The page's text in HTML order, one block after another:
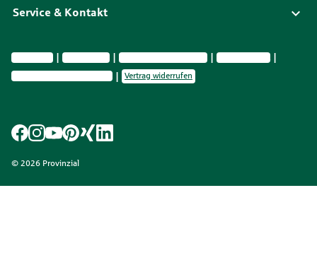
Service & Kontakt
Impressum Datenschutz Vermittlerinformationen
Nachhaltig­keit
Privatsphäre-Einstellungen
Vertrag widerrufen